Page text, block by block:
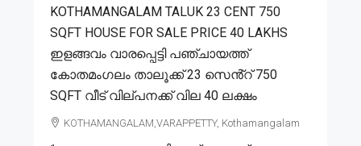
KOTHAMANGALAM TALUK 23 CENT 750
SQFT HOUSE FOR SALE PRICE 40 LAKHS
ഇളങ്ങവം വാരപ്പെട്ടി പഞ്ചായത്ത്
കോതമംഗലം താലൂക്ക് 23 സെൻ്റ് 750
SQFT വീട് വില്പനക്ക് വില 40 ലക്ഷം
KOTHAMANGALAM,VARAPPETTY, Kothamangalam